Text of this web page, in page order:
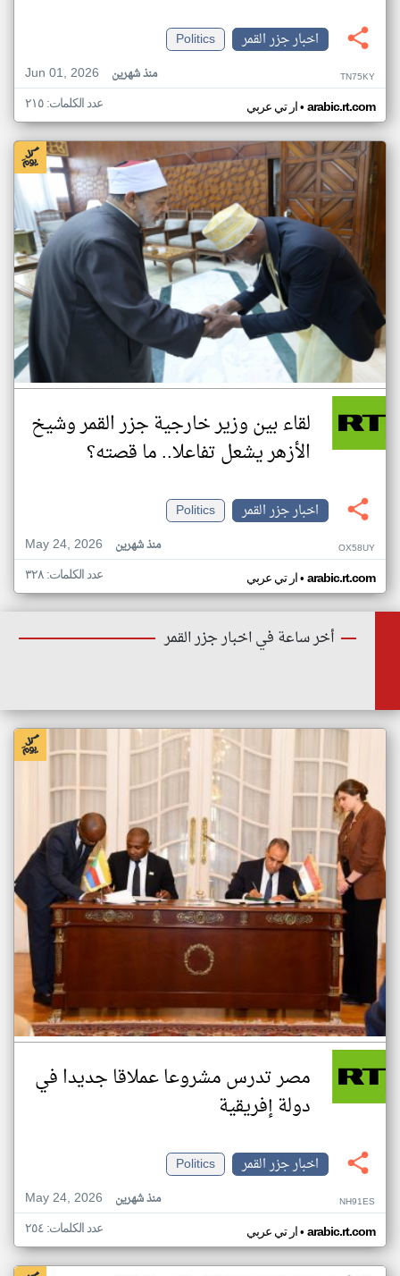
اخبار جزر القمر
Politics
Jun 01, 2026
منذ شهرين TN75KY
ار تي عربي• arabic.rt.com عدد الكلمات: ٢١٥
لقاء بين وزير خارجية جزر القمر وشيخ
الأزهر يشعل تفاعلا.. ما قصته؟
اخبار جزر القمر
Politics
May 24, 2026
منذ شهرين OX58UY
ار تي عربي• arabic.rt.com عدد الكلمات: ٣٢٨
أخر ساعة في اخبار جزر القمر
مصر تدرس مشروعا عملاقا جديدا في
دولة إفريقية
اخبار جزر القمر
Politics
May 24, 2026
منذ شهرين NH91ES
ار تي عربي• arabic.rt.com عدد الكلمات: ٢٥٤